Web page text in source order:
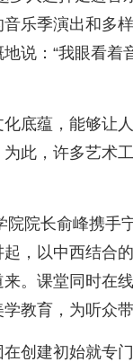
乐季演出和多
说：“我眼看
底蕴，能够让
此，许多艺术
院院长俞峰携手
，以中西结合
。课堂同时在
教育，为听众
创建初始就专